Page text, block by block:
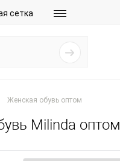
сетка
Женская обувь оптом
Milinda оптом